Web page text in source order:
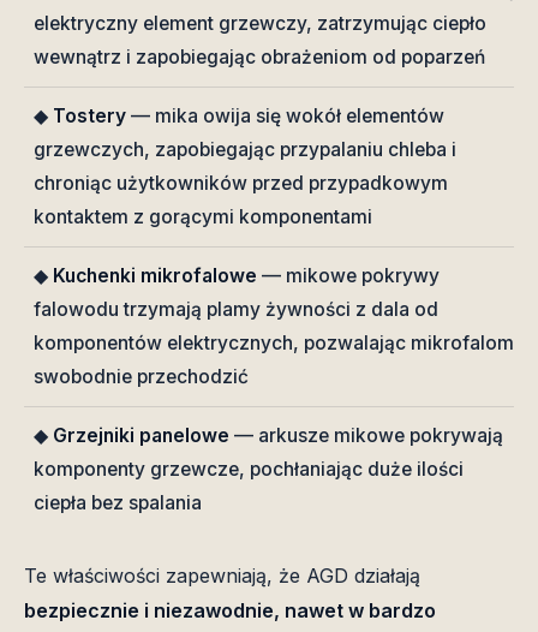
elektryczny element grzewczy, zatrzymując ciepło
wewnątrz i zapobiegając obrażeniom od poparzeń
◆ Tostery — mika owija się wokół elementów
grzewczych, zapobiegając przypalaniu chleba i
chroniąc użytkowników przed przypadkowym
kontaktem z gorącymi komponentami
◆ Kuchenki mikrofalowe — mikowe pokrywy
falowodu trzymają plamy żywności z dala od
komponentów elektrycznych, pozwalając mikrofalom
swobodnie przechodzić
◆ Grzejniki panelowe — arkusze mikowe pokrywają
komponenty grzewcze, pochłaniając duże ilości
ciepła bez spalania
Te właściwości zapewniają, że AGD działają
bezpiecznie i niezawodnie, nawet w bardzo